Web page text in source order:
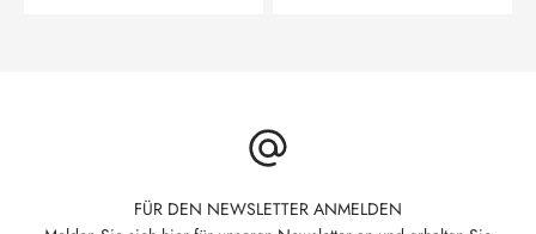
FÜR DEN NEWSLETTER ANMELDEN